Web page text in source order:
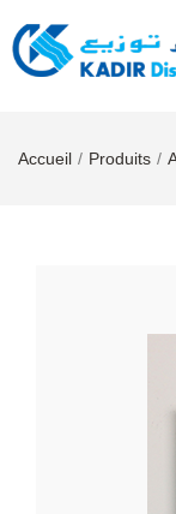
Accueil Produits